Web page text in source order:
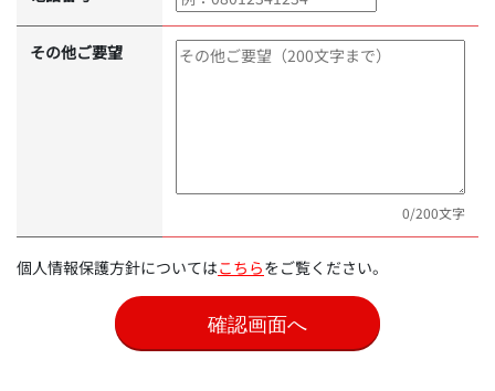
その他ご要望
0/200文字
個人情報保護方針についてはこちらをご覧ください。